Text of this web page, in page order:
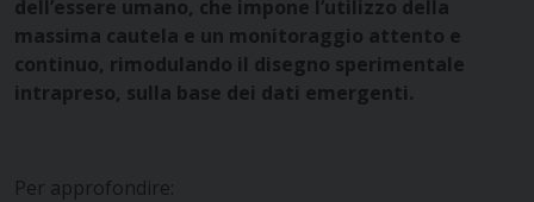
dell’essere umano, che impone l’utilizzo della
massima cautela e un monitoraggio attento e
continuo, rimodulando il disegno sperimentale
intrapreso, sulla base dei dati emergenti.
Per approfondire: